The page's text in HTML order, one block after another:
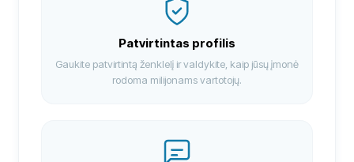
Patvirtintas profilis
Gaukite patvirtintą ženklelį ir valdykite, kaip jūsų įmonė
rodoma milijonams vartotojų.